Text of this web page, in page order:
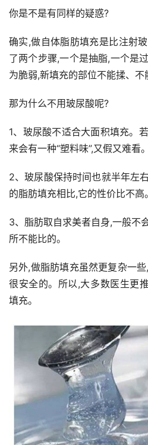
你是不是有同样的疑惑?
确实,做自体脂肪填充是比注射
了两个步骤,一个是抽脂,一个是
为脆弱,新填充的部位不能揉、不
那为什么不用玻尿酸呢?
1、玻尿酸不适合大面积填充。
来会有一种“塑料味”,又假又难看。
2、玻尿酸保持时间也就半年左
的脂肪填充相比,它的性价比不高。
3、脂肪取自求美者自身,一般不
所不能比的。
另外,做脂肪填充虽然更复杂一
很安全的。所以,大多数医生更
填充。